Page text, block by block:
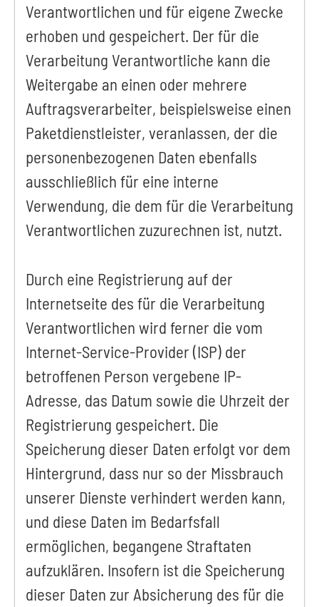
Verantwortlichen und für eigene Zwecke
erhoben und gespeichert. Der für die
Verarbeitung Verantwortliche kann die
Weitergabe an einen oder mehrere
Auftragsverarbeiter, beispielsweise einen
Paketdienstleister, veranlassen, der die
personenbezogenen Daten ebenfalls
ausschließlich für eine interne
Verwendung, die dem für die Verarbeitung
Verantwortlichen zuzurechnen ist, nutzt.
Durch eine Registrierung auf der
Internetseite des für die Verarbeitung
Verantwortlichen wird ferner die vom
Internet-Service-Provider (ISP) der
betroffenen Person vergebene IP-
Adresse, das Datum sowie die Uhrzeit der
Registrierung gespeichert. Die
Speicherung dieser Daten erfolgt vor dem
Hintergrund, dass nur so der Missbrauch
unserer Dienste verhindert werden kann,
und diese Daten im Bedarfsfall
ermöglichen, begangene Straftaten
aufzuklären. Insofern ist die Speicherung
dieser Daten zur Absicherung des für die